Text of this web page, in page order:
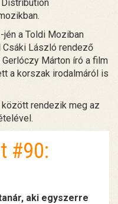
Distribution
a Toldi Moziban
László rendező
Márton író a film
a korszak irodalmáról is
rendezik meg az
#90:
aki egyszerre